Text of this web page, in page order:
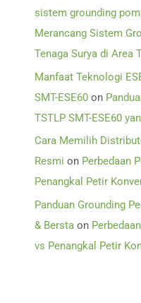
sistem grounding
Merancang Sistem
Tenaga Surya di Area
Manfaat Teknologi
SMT-ESE60 on
TSTLP SMT-ESE60
Cara Memilih
Resmi on Perbedaan
Penangkal Petir
Panduan Grounding
& Bersta on
vs Penangkal Petir